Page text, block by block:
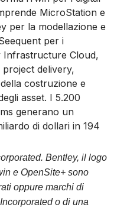
MicroStation e
per la modellazione e
per i
Infrastructure Cloud,
delivery,
costruzione e
asset. I 5.200
generano un
di dollari in 194
Bentley, il logo
e OpenSite+ sono
oppure marchi di
o di una